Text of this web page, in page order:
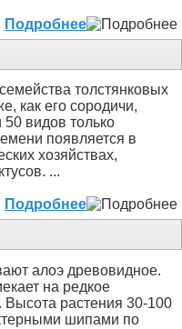
Подробнее
толстянковых
как его сородичи,
50 видов только
появляется в
хозяйствах,
...
Подробнее
алоэ древовидное.
на редкое
растения 30-100
шипами по